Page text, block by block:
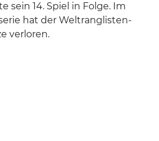
sein 14. Spiel in Folge. Im
hat der Weltranglisten-
verloren.